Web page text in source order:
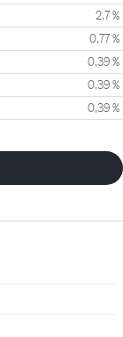
2,7 %
0,77 %
0,39 %
0,39 %
0,39 %